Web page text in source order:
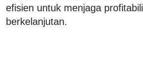
efisien untuk menjaga
berkelanjutan.